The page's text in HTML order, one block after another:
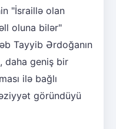
"İsraillə olan
oluna bilər"
Tayyib Ərdoğanın
daha geniş bir
ilə bağlı
göründüyü